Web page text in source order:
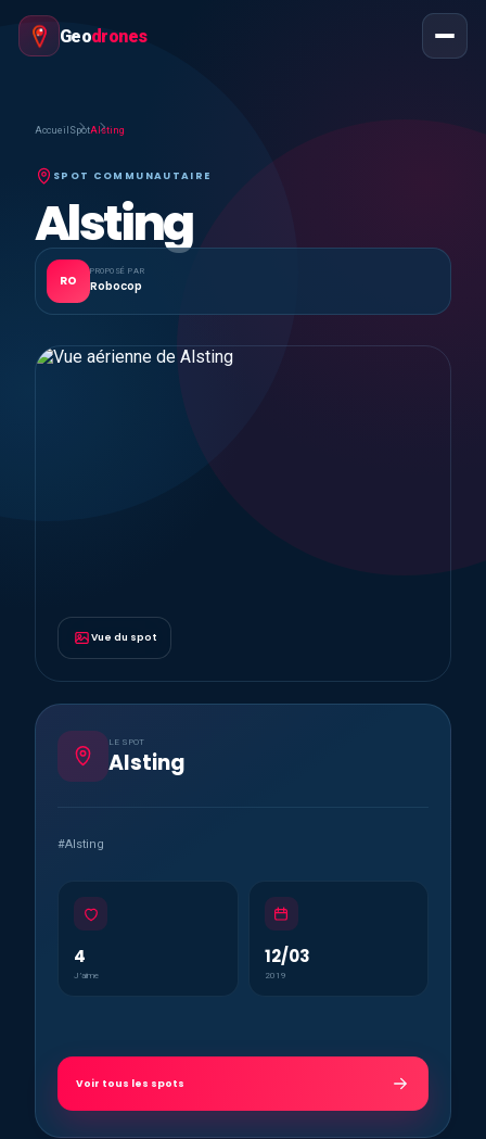
Geodrones
Accueil SpotAlsting
SPOT COMMUNAUTAIRE
Alsting
RO
PROPOSÉ PAR
Robocop
Vue du spot
LE SPOT
Alsting
#Alsting
4
J’aime
12/03
2019
Voir tous les spots